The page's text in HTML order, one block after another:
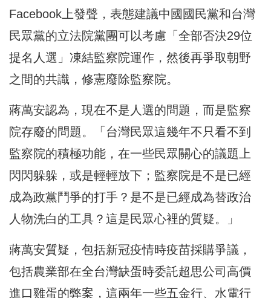
Facebook上發聲，表態建議中國國民黨和台灣
民眾黨的立法院黨團可以考慮「全部否決29位
提名人選」凍結監察院運作，然後再爭取朝野
之間的共識，修憲廢除監察院。
蔣萬安認為，現在不是人選的問題，而是監察
院存廢的問題。「台灣民眾這幾年不只看不到
監察院的積極功能，在一些民眾關心的議題上
閃閃躲躲，或是輕輕放下；監察院是不是已經
成為政黨鬥爭的打手？是不是已經成為替政治
人物洗白的工具？這是民眾心裡的質疑。」
蔣萬安質疑，包括新冠疫情時疫苗採購爭議，
包括農業部在全台灣缺蛋時委託超思公司高價
進口雞蛋的弊案，這兩年一些五金行、水電行